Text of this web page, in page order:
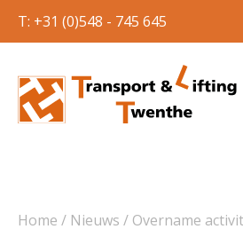
T: +31 (0)548 - 745 645
Home / Nieuws / Overname